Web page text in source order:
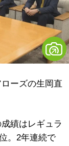
ーズの生岡直
績はレギュラ
。2年連続で